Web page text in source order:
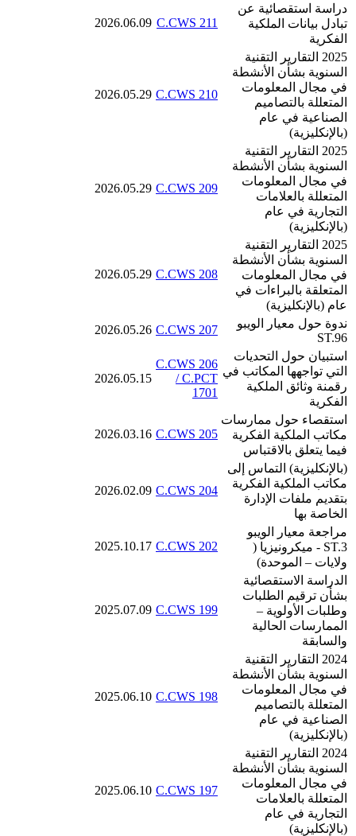
دراسة استقصائية عن
تبادل بيانات الملكية
الفكرية
C.CWS 211
2026.06.09
2025 التقارير التقنية
السنوية بشأن الأنشطة
في مجال المعلومات
المتعللة بالتصاميم
الصناعية في عام
(بالإنكليزية)
C.CWS 210
2026.05.29
2025 التقارير التقنية
السنوية بشأن الأنشطة
في مجال المعلومات
المتعللة بالعلامات
التجارية في عام
(بالإنكليزية)
C.CWS 209
2026.05.29
2025 التقارير التقنية
السنوية بشأن الأنشطة
في مجال المعلومات
المتعلقة بالبراءات في
عام (بالإنكليزية)
C.CWS 208
2026.05.29
ندوة حول معيار الويبو
ST.96
C.CWS 207
2026.05.26
استبيان حول التحديات
التي تواجهها المكاتب في
رقمنة وثائق الملكية
الفكرية
C.CWS 206
/ C.PCT
1701
2026.05.15
استقصاء حول ممارسات
مكاتب الملكية الفكرية
فيما يتعلق بالاقتباس
C.CWS 205
2026.03.16
(بالإنكليزية) التماس إلى
مكاتب الملكية الفكرية
بتقديم ملفات الإدارة
الخاصة بها
C.CWS 204
2026.02.09
مراجعة معيار الويبو
ST.3 - ميكرونيزيا (
ولايات – الموحدة)
C.CWS 202
2025.10.17
الدراسة الاستقصائية
بشأن ترقيم الطلبات
وطلبات الأولوية –
الممارسات الحالية
والسابقة
C.CWS 199
2025.07.09
2024 التقارير التقنية
السنوية بشأن الأنشطة
في مجال المعلومات
المتعللة بالتصاميم
الصناعية في عام
(بالإنكليزية)
C.CWS 198
2025.06.10
2024 التقارير التقنية
السنوية بشأن الأنشطة
في مجال المعلومات
المتعللة بالعلامات
التجارية في عام
(بالإنكليزية)
C.CWS 197
2025.06.10